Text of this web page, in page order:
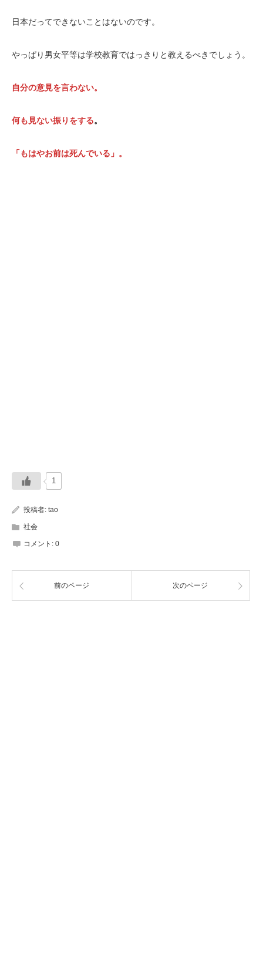
日本だってできないことはないのです。
やっぱり男女平等は学校教育ではっきりと教えるべきでしょう。
自分の意見を言わない。
何も見ない振りをする。
「もはやお前は死んでいる」。
1
投稿者: tao
社会
コメント: 0
前のページ 次のページ